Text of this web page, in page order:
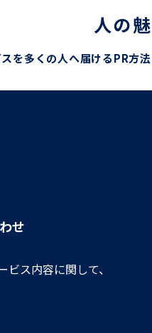
人の
を多くの人へ届けるPR方法
せ
ス内容に関して、